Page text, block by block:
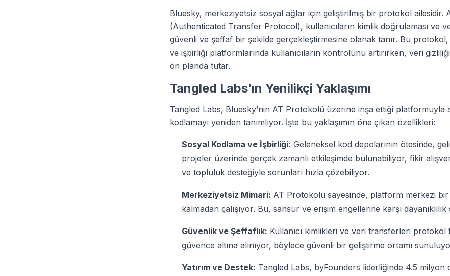
Bluesky, merkeziyetsiz sosyal ağlar için geliştirilmiş bir protokol ailesidir.
(Authenticated Transfer Protocol), kullanıcıların kimlik doğrulaması ve
güvenli ve şeffaf bir şekilde gerçekleştirmesine olanak tanır. Bu
ve işbirliği platformlarında kullanıcıların kontrolünü artırırken, veri
ön planda tutar.
Tangled Labs’ın Yenilikçi Yaklaşımı
Tangled Labs, Bluesky’nin AT Protokolü üzerine inşa ettiği platformuyla
kodlamayı yeniden tanımlıyor. İşte bu yaklaşımın öne çıkan özellikleri:
Sosyal Kodlama ve İşbirliği: Geleneksel kod depolarının ötesinde,
projeler üzerinde gerçek zamanlı etkileşimde bulunabiliyor, fikir
ve topluluk desteğiyle sorunları hızla çözebiliyor.
Merkeziyetsiz Mimari: AT Protokolü sayesinde, platform merkezi bir
kalmadan çalışıyor. Bu, sansür ve erişim engellerine karşı dayanıklılık
Güvenlik ve Şeffaflık: Kullanıcı kimlikleri ve veri transferleri protokol
güvence altına alınıyor, böylece güvenli bir geliştirme ortamı
Yatırım ve Destek: Tangled Labs, byFounders liderliğinde 4.5 milyon